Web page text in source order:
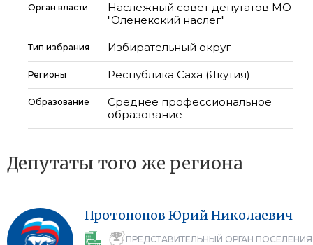
Орган власти
Наслежный совет депутатов МО
"Оленекский наслег"
Тип избрания Избирательный округ
Регионы Республика Саха (Якутия)
Образование
Среднее профессиональное
образование
Депутаты того же региона
Протопопов ЮрийНиколаевич
ПРЕДСТАВИТЕЛЬНЫЙ ОРГАН ПОСЕЛЕНИЯ